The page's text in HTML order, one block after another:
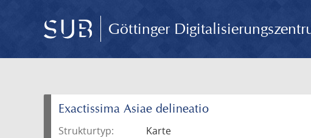
Göttinger
Exactissima Asiae delineatio
Strukturtyp:
Karte